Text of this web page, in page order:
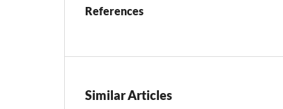
References
Similar Articles